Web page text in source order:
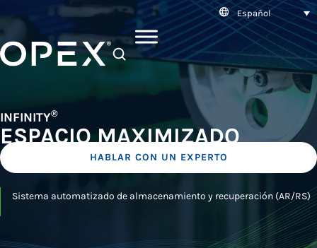
Español
SEARCH
INFINITY®
ESPACIO MAXIMIZADO
HABLAR CON UN EXPERTO
Sistema automatizado de almacenamiento y recuperación (AR/RS)